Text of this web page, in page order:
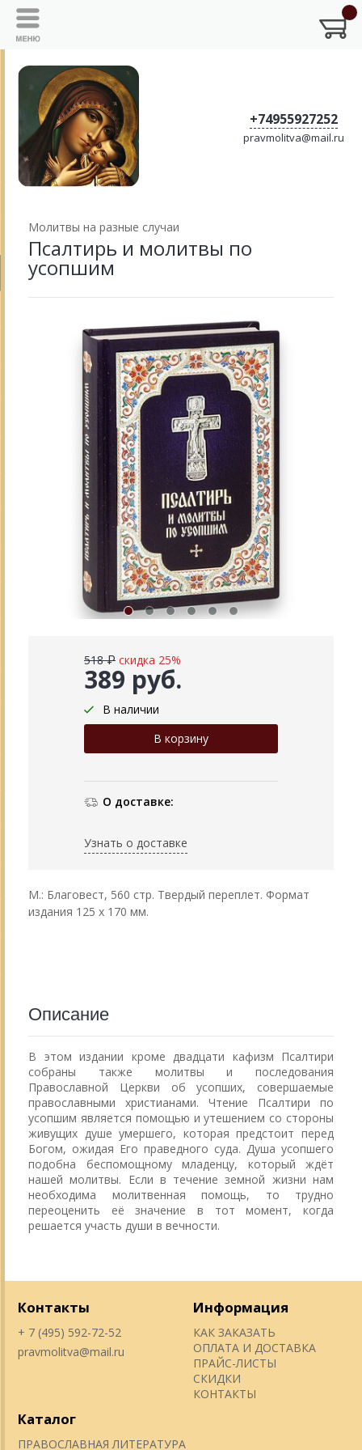
+74955927252
pravmolitva@mail.ru
Молитвы на разные случаи
Псалтирь и молитвы по
усопшим
389 руб.
518 ₽ скидка 25%
В наличии
О доставке:
Узнать о доставке
М.: Благовест, 560 стр. Твердый переплет. Формат
издания 125 х 170 мм.
Описание
В этом издании кроме двадцати кафизм Псалтири
собраны также молитвы и последования
Православной Церкви об усопших, совершаемые
православными христианами. Чтение Псалтири по
усопшим является помощью и утешением со стороны
живущих душе умершего, которая предстоит перед
Богом, ожидая Его праведного суда. Душа усопшего
подобна беспомощному младенцу, который ждёт
нашей молитвы. Если в течение земной жизни нам
необходима молитвенная помощь, то трудно
переоценить её значение в тот момент, когда
решается участь души в вечности.
Контакты
+ 7 (495) 592-72-52
pravmolitva@mail.ru
Информация
КАК ЗАКАЗАТЬ
ОПЛАТА И ДОСТАВКА
ПРАЙС-ЛИСТЫ
СКИДКИ
КОНТАКТЫ
Каталог
ПРАВОСЛАВНАЯ ЛИТЕРАТУРА